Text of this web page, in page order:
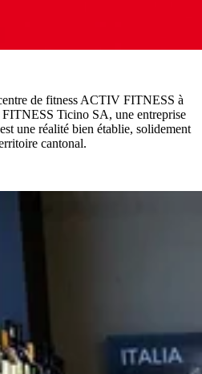
de fitness ACTIV FITNESS à
Ticino SA, une entreprise
une réalité bien établie, solidement
cantonal.